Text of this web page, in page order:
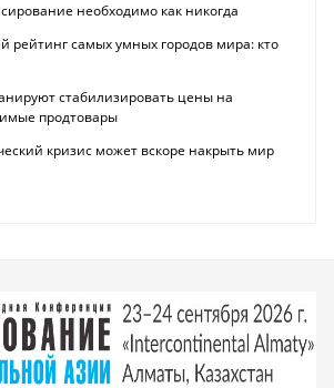
необходимо как никогда
рейтинг самых умных городов мира: кто
стабилизировать цены на
продтовары
кризис может вскоре накрыть мир